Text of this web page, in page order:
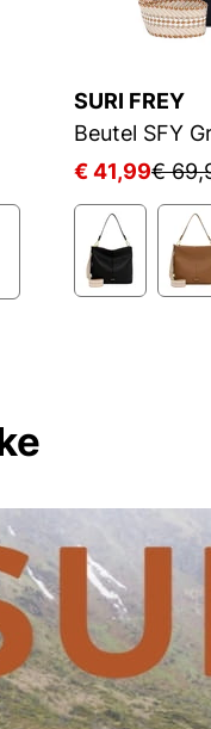
SURI FREY
Beutel SFY
€ 41,99€